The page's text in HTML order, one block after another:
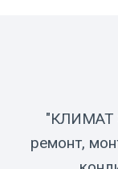
"КЛИМАТ
ремонт,